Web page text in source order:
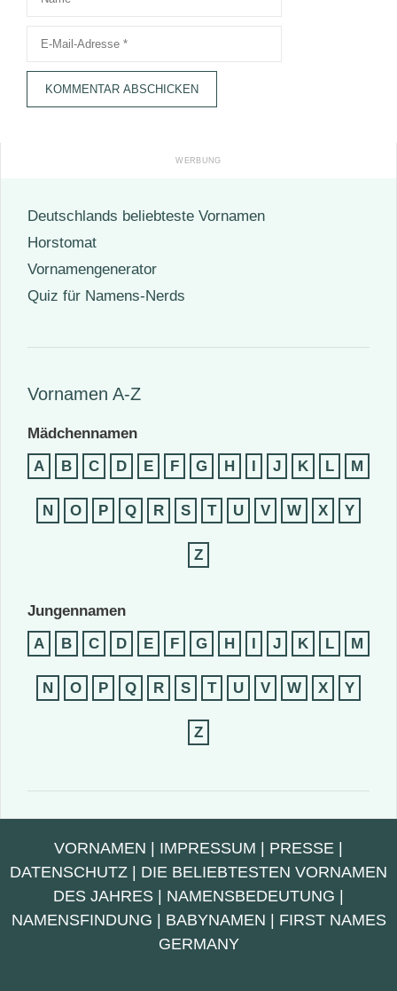
Deutschlands beliebteste Vornamen
Horstomat
Vornamengenerator
Quiz für Namens-Nerds
Vornamen A-Z
Mädchennamen
A
B C D E F G H I J K L M
N O P Q R S T U V W X Y
Z
Jungennamen
A
B C D E F G H I J K L M
N O P Q R S T U V W X Y
Z
VORNAMEN | IMPRESSUM | PRESSE |
DATENSCHUTZ | DIE BELIEBTESTEN VORNAMEN
DES JAHRES | NAMENSBEDEUTUNG |
NAMENSFINDUNG | BABYNAMEN | FIRST NAMES
GERMANY